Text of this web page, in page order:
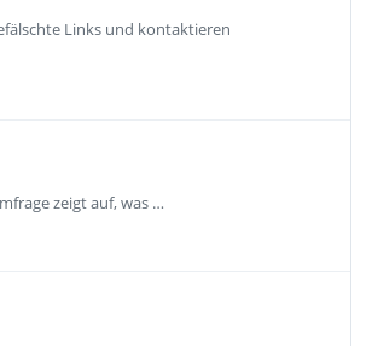
Links und kontaktieren
zeigt auf, was …